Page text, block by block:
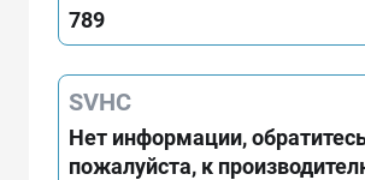
789
SVHC
Нет информации,
пожалуйста, к